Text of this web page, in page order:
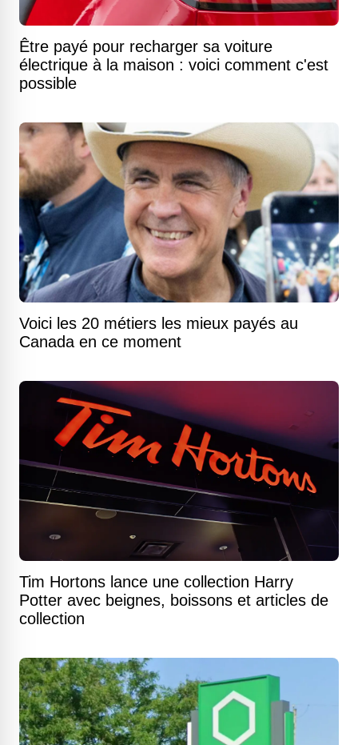
Être payé pour recharger sa voiture
électrique à la maison : voici comment c'est
possible
Voici les 20 métiers les mieux payés au
Canada en ce moment
Tim Hortons lance une collection Harry
Potter avec beignes, boissons et articles de
collection